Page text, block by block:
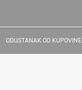
ODUSTANAK OD KUPOVINE